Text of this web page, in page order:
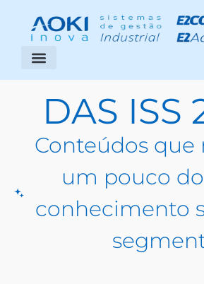
DAS ISS
Conteúdos que
um pouco
conhecimento